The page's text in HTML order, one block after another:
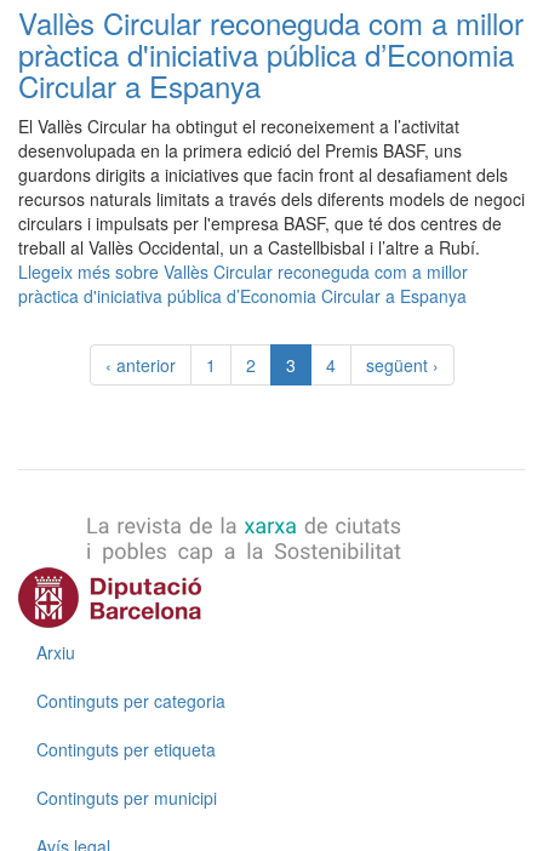
Vallès Circular reconeguda com a millor
pràctica d'iniciativa pública d’Economia
Circular a Espanya
El Vallès Circular ha obtingut el reconeixement a l’activitat
desenvolupada en la primera edició del Premis BASF, uns
guardons dirigits a iniciatives que facin front al desafiament dels
recursos naturals limitats a través dels diferents models de negoci
circulars i impulsats per l'empresa BASF, que té dos centres de
treball al Vallès Occidental, un a Castellbisbal i l’altre a Rubí.
Llegeix més sobre Vallès Circular reconeguda com a millor
pràctica d'iniciativa pública d’Economia Circular a Espanya
‹ anterior 1 2 3 4 següent ›
Menú
Arxiu
Continguts per categoria
Continguts per etiqueta
Continguts per municipi